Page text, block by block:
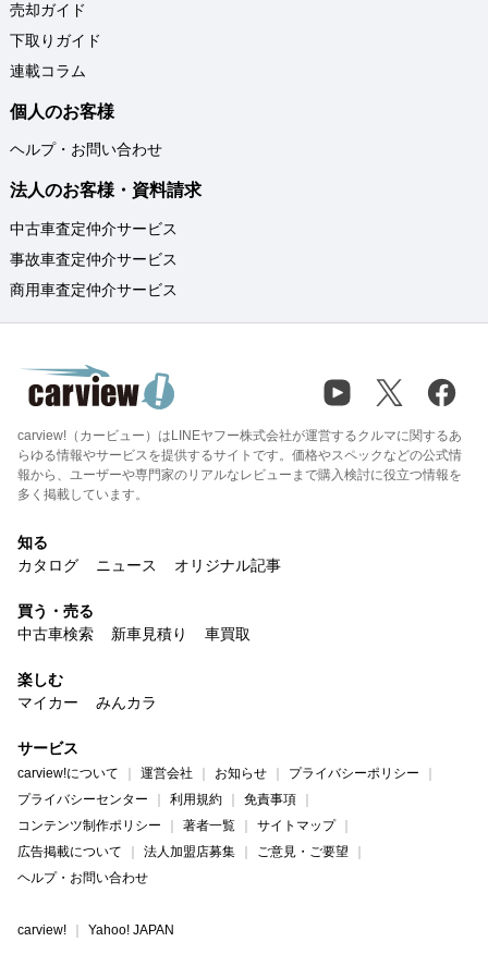
売却ガイド
下取りガイド
連載コラム
個人のお客様
ヘルプ・お問い合わせ
法人のお客様・資料請求
中古車査定仲介サービス
事故車査定仲介サービス
商用車査定仲介サービス
carview!（カービュー）はLINEヤフー株式会社が運営するクルマに関するあ
らゆる情報やサービスを提供するサイトです。価格やスペックなどの公式情
報から、ユーザーや専門家のリアルなレビューまで購入検討に役立つ情報を
多く掲載しています。
知る
カタログ
ニュース オリジナル記事
買う・売る
中古車検索
新車見積り 車買取
楽しむ
マイカー
みんカラ
サービス
carview!について 運営会社 お知らせ
プライバシーポリシー
プライバシーセンター
利用規約
免責事項
コンテンツ制作ポリシー
著者一覧
サイトマップ
広告掲載について
法人加盟店募集
ご意見・ご要望
ヘルプ・お問い合わせ
carview! Yahoo! JAPAN